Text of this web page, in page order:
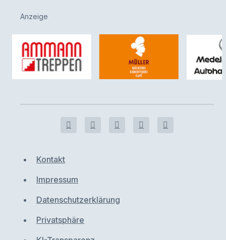
Anzeige
Kontakt
Impressum
Datenschutzerklärung
Privatsphäre